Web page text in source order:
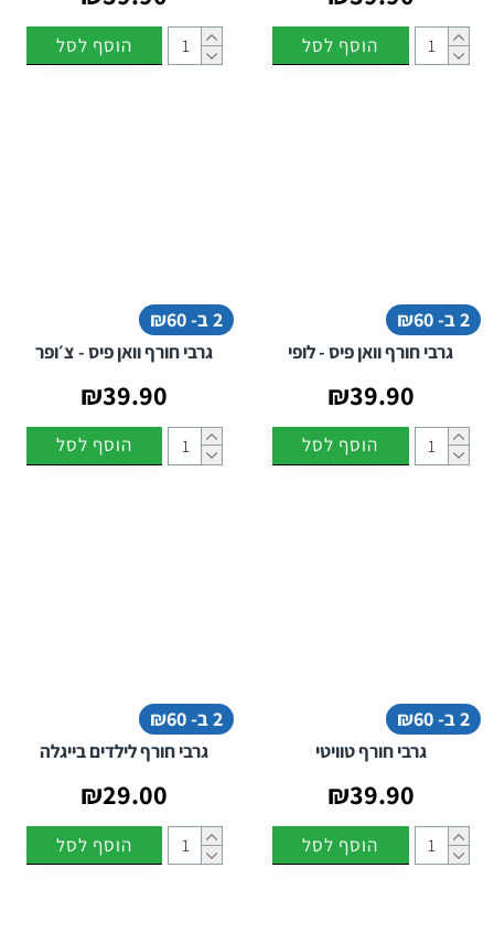
הוסף לסל הוסף לסל
2 ב- ₪60
גרבי חורף וואן פיס - לופי
₪39.90
הוסף לסל
2 ב- ₪60
גרבי חורף וואן פיס - צ׳ופר
₪39.90
הוסף לסל
2 ב- ₪60
גרבי חורף טוויטי
₪39.90
הוסף לסל
2 ב- ₪60
גרבי חורף לילדים בייגלה
₪29.00
הוסף לסל